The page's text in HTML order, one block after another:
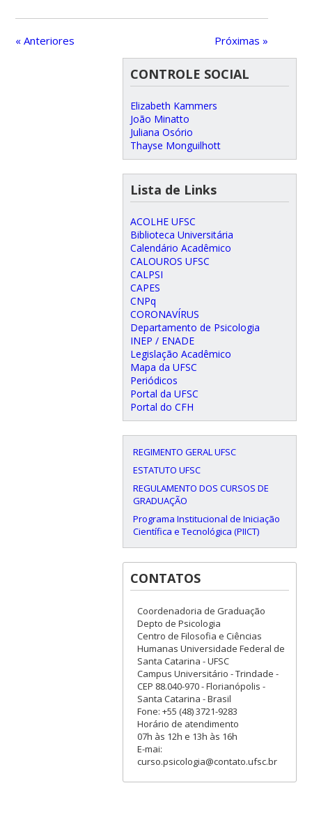
« Anteriores Próximas »
CONTROLE SOCIAL
Elizabeth Kammers
João Minatto
Juliana Osório
Thayse Monguilhott
Lista de Links
ACOLHE UFSC
Biblioteca Universitária
Calendário Acadêmico
CALOUROS UFSC
CALPSI
CAPES
CNPq
CORONAVÍRUS
Departamento de Psicologia
INEP / ENADE
Legislação Acadêmico
Mapa da UFSC
Periódicos
Portal da UFSC
Portal do CFH
REGIMENTO GERAL UFSC
ESTATUTO UFSC
REGULAMENTO DOS CURSOS DE
GRADUAÇÃO
Programa Institucional de Iniciação
Científica e Tecnológica (PIICT)
CONTATOS
Coordenadoria de Graduação
Depto de Psicologia
Centro de Filosofia e Ciências
Humanas Universidade Federal de
Santa Catarina - UFSC
Campus Universitário - Trindade -
CEP 88.040-970 - Florianópolis -
Santa Catarina - Brasil
Fone: +55 (48) 3721-9283
Horário de atendimento
07h às 12h e 13h às 16h
E-mai:
curso.psicologia@contato.ufsc.br